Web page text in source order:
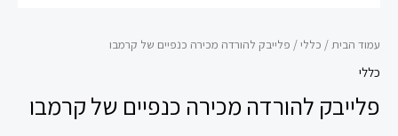
עמוד הבית/ כללי/ פלייבק להורדה מכירה כנפיים של קרמבו
כללי
פלייבק להורדה מכירה כנפיים של קרמבו